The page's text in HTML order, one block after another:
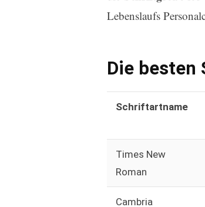
Lebenslaufs
Die
Schriftartname
Times New
Roman
Cambria